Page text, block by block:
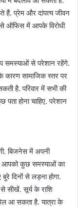
हैं. प्रेम और दांपत्य जीवन
से ऑफिस में आपके विरोधी
समस्याओं से परेशान रहेंगे.
कारण सामाजिक स्तर पर
है. परिवार में सभी की
होना चाहिए. परेशान
बिजनेस में अपनी
आपको कुछ समस्याओं का
दिनों से लड़ना होगा.
सीखें. सूर्य के राशि
आ सकता है. यात्रा के